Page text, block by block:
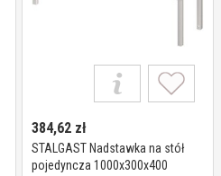
384,62 zł
STALGAST Nadstawka na stół
pojedyncza 1000x300x400